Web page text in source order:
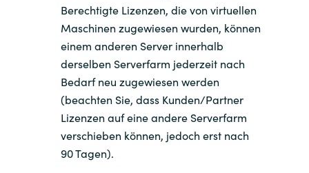
Berechtigte Lizenzen, die von virtuellen
Maschinen zugewiesen wurden, können
einem anderen Server innerhalb
derselben Serverfarm jederzeit nach
Bedarf neu zugewiesen werden
(beachten Sie, dass Kunden/Partner
Lizenzen auf eine andere Serverfarm
verschieben können, jedoch erst nach
90 Tagen).